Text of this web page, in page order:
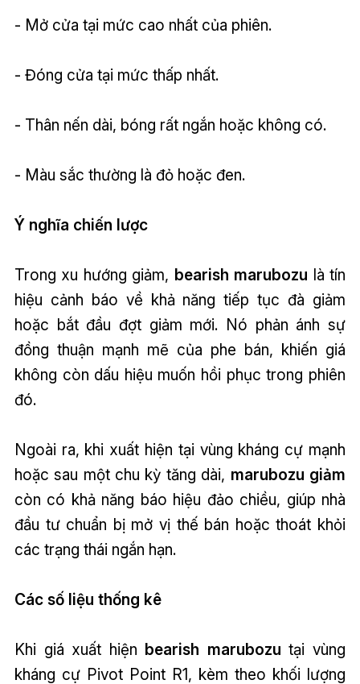
- Mở cửa tại mức cao nhất của phiên.
- Đóng cửa tại mức thấp nhất.
- Thân nến dài, bóng rất ngắn hoặc không có.
- Màu sắc thường là đỏ hoặc đen.
Ý nghĩa chiến lược
Trong xu hướng giảm, bearish marubozu là tín
hiệu cảnh báo về khả năng tiếp tục đà giảm
hoặc bắt đầu đợt giảm mới. Nó phản ánh sự
đồng thuận mạnh mẽ của phe bán, khiến giá
không còn dấu hiệu muốn hồi phục trong phiên
đó.
Ngoài ra, khi xuất hiện tại vùng kháng cự mạnh
hoặc sau một chu kỳ tăng dài, marubozu giảm
còn có khả năng báo hiệu đảo chiều, giúp nhà
đầu tư chuẩn bị mở vị thế bán hoặc thoát khỏi
các trạng thái ngắn hạn.
Các số liệu thống kê
Khi giá xuất hiện bearish marubozu tại vùng
kháng cự Pivot Point R1, kèm theo khối lượng